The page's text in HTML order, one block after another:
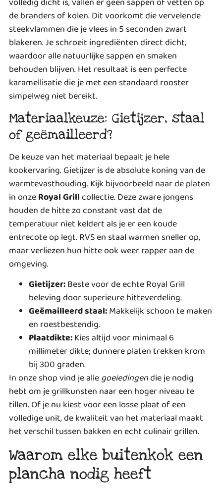
de branders of kolen. Dit voorkomt die vervelende
steekvlammen die je vlees in 5 seconden zwart
blakeren. Je schroeit ingrediënten direct dicht,
waardoor alle natuurlijke sappen en smaken
behouden blijven. Het resultaat is een perfecte
karamellisatie die je met een standaard rooster
simpelweg niet bereikt.
Materiaalkeuze: Gietijzer, staal
of geëmailleerd?
De keuze van het materiaal bepaalt je hele
kookervaring. Gietijzer is de absolute koning van de
warmtevasthouding. Kijk bijvoorbeeld naar de platen
in onzeRoyal Grill collectie. Deze zware jongens
houden de hitte zo constant vast dat de
temperatuur niet keldert als je er een koude
entrecote op legt. RVS en staal warmen sneller op,
maar verliezen hun hitte ook weer rapper aan de
omgeving.
Gietijzer:Beste voor de echte Royal Grill
beleving door superieure hitteverdeling.
Geëmailleerd staal:Makkelijk schoon te maken
en roestbestendig.
Plaatdikte:Kies altijd voor minimaal 6
millimeter dikte; dunnere platen trekken krom
bij 300 graden.
In onze shop vind je allegoeiedingendie je nodig
hebt om je grillkunsten naar een hoger niveau te
tillen. Of je nu kiest voor een losse plaat of een
volledige unit, de kwaliteit van het materiaal maakt
het verschil tussen bakken en echt culinair grillen.
Waarom elke buitenkok een
plancha nodig heeft